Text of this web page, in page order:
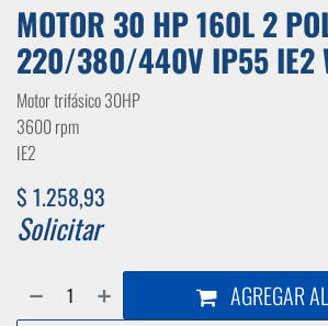
MOTOR 30 HP 160L 2
220/380/440V IP55 IE2
Motor trifásico 30HP
3600 rpm
IE2
$ 1.258,93
Solicitar
AGREGAR